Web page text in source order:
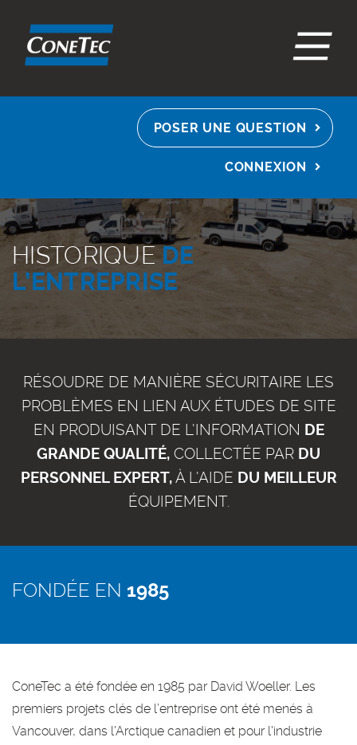
POSER UNE QUESTION
CONNEXION
HISTORIQUEDE
L’ENTREPRISE
RÉSOUDRE DE MANIÈRE SÉCURITAIRE LES
PROBLÈMES EN LIEN AUX ÉTUDES DE SITE
EN PRODUISANT DE L'INFORMATION DE
GRANDE QUALITÉ, COLLECTÉE PAR DU
PERSONNEL EXPERT,À L'AIDE DU MEILLEUR
ÉQUIPEMENT.
FONDÉE EN 1985
ConeTec a été fondée en 1985 par David Woeller. Les
premiers projets clés de l’entreprise ont été menés à
Vancouver, dans l'Arctique canadien et pour l'industrie